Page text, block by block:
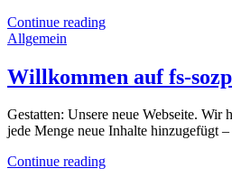
Continue reading
Allgemein
Willkommen auf fs-
Gestatten: Unsere neue Webseite. Wir
jede Menge neue Inhalte hinzugefügt
Continue reading